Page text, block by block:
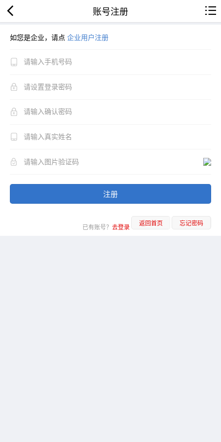
账号注册
如您是企业，请点 企业用户注册
注册
已有账号？ 去登录 返回首页 忘记密码